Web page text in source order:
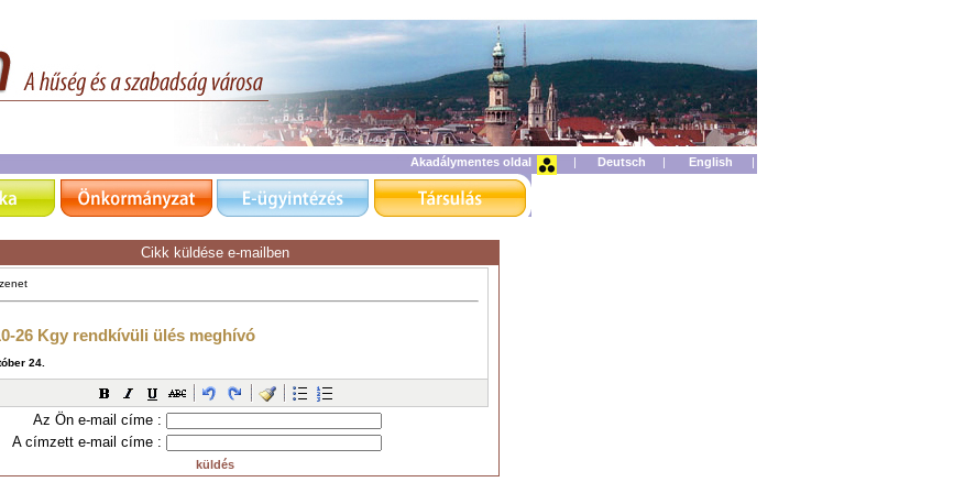
| | |
Akadálymentes oldal
Cikk küldése e-mailben
Az Ön e-mail címe :
A címzett e-mail címe :